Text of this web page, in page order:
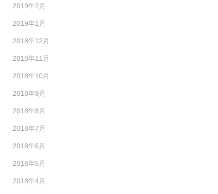
2019年2月
2019年1月
2018年12月
2018年11月
2018年10月
2018年9月
2018年8月
2018年7月
2018年6月
2018年5月
2018年4月